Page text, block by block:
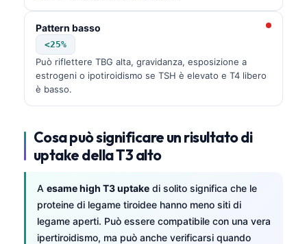
Pattern basso
<25%
Può riflettere TBG alta, gravidanza, esposizione a
estrogeni o ipotiroidismo se TSH è elevato e T4 libero
è basso.
Cosa può significare un risultato di
uptake della T3 alto
A esame high T3 uptake di solito significa che le
proteine di legame tiroidee hanno meno siti di
legame aperti. Può essere compatibile con una vera
ipertiroidismo, ma può anche verificarsi quando